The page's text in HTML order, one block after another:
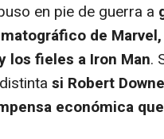
en pie de guerra a
de
los fieles a Iron Man.
si Robert
económica